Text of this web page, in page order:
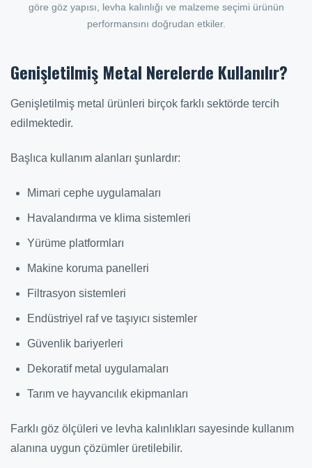
göre göz yapısı, levha kalınlığı ve malzeme seçimi ürünün
performansını doğrudan etkiler.
Genişletilmiş Metal Nerelerde Kullanılır?
Genişletilmiş metal ürünleri birçok farklı sektörde tercih
edilmektedir.
Başlıca kullanım alanları şunlardır:
Mimari cephe uygulamaları
Havalandırma ve klima sistemleri
Yürüme platformları
Makine koruma panelleri
Filtrasyon sistemleri
Endüstriyel raf ve taşıyıcı sistemler
Güvenlik bariyerleri
Dekoratif metal uygulamaları
Tarım ve hayvancılık ekipmanları
Farklı göz ölçüleri ve levha kalınlıkları sayesinde kullanım
alanına uygun çözümler üretilebilir.